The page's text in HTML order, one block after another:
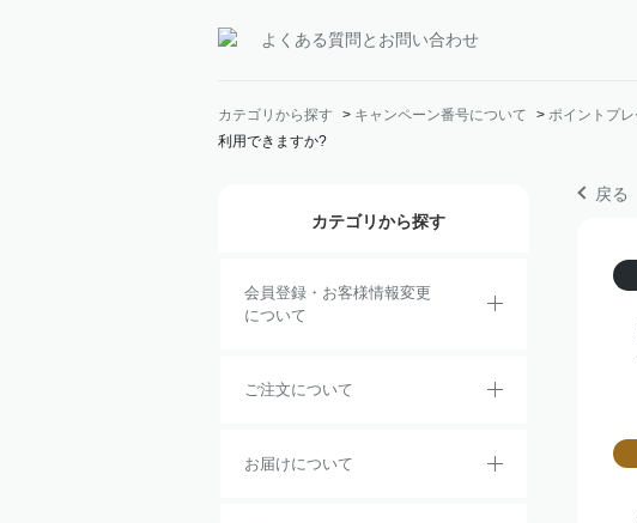
よくある質問とお問い合わせ
カテゴリから探す > キャンペーン番号について > ポイントプ
利用できますか?
カテゴリから探す
会員登録・お客様情報変更
について
ご注文について
お届けについて
戻る